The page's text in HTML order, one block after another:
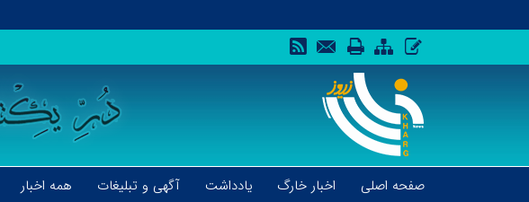
صفحه اصلی اخبار خارگ یادداشت آگهی و تبلیغات همه اخبار